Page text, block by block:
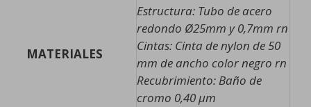
MATERIALES
Estructura: Tubo de acero
redondo Ø25mm y 0,7mm rn
Cintas: Cinta de nylon de 50
mm de ancho color negro rn
Recubrimiento: Baño de
cromo 0,40 µm